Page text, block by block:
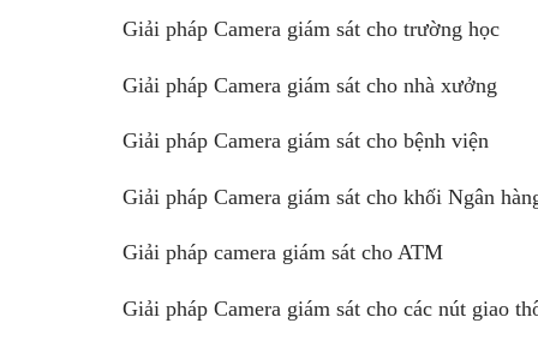
Giải pháp Camera giám sát cho trường học
Giải pháp Camera giám sát cho nhà xưởng
Giải pháp Camera giám sát cho bệnh viện
Giải pháp Camera giám sát cho khối Ngân
Giải pháp camera giám sát cho ATM
Giải pháp Camera giám sát cho các nút giao